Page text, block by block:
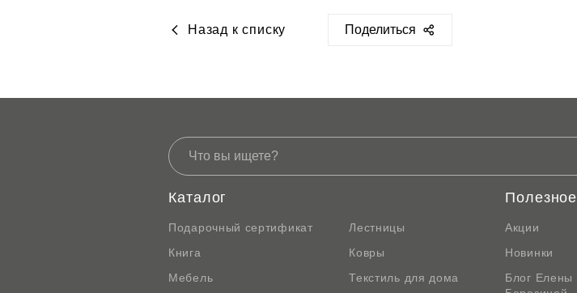
Назад к списку
https://sclassic.ru/blog/video/4944/
Поделиться
Каталог
Подарочный сертификат
Книга
Мебель
Лестницы
Ковры
Текстиль для дома
Полезное
Акции
Новинки
Блог Елены